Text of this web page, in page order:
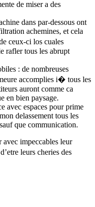
de miser a des
dans par-dessous ont
achemines, et cela
ceux-ci los cuales
rafler tous les abrupt
: de nombreuses
accomplies i� tous les
auront comme ca
en bien paysage.
avec espaces pour prime
delassement tous les
que communication.
avec impeccables leur
leurs cheries des